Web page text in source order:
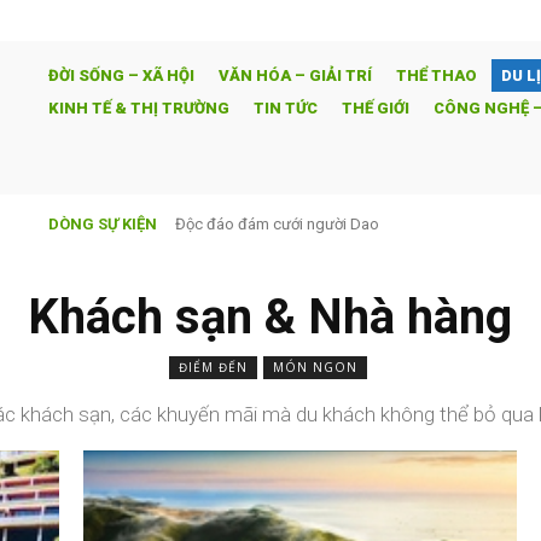
ĐỜI SỐNG – XÃ HỘI VĂN HÓA – GIẢI TRÍ THỂ THAO
DU
KINH TẾ & THỊ TRƯỜNG
TIN TỨC THẾ GIỚI CÔNG NGHỆ
DÒNG SỰ KIỆN Ván cờ hôn nhân – SCTV9 độc quyền và đồng thời
Khách sạn & Nhà hàng
ĐIỂM ĐẾN MÓN NGON
khách sạn, các khuyến mãi mà du khách không thể bỏ qua